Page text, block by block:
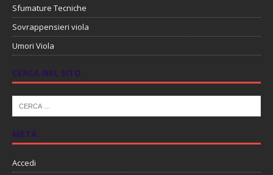
Sfumature Tecniche
Sovrappensieri viola
Umori Viola
CERCA NEL SITO
META
Accedi